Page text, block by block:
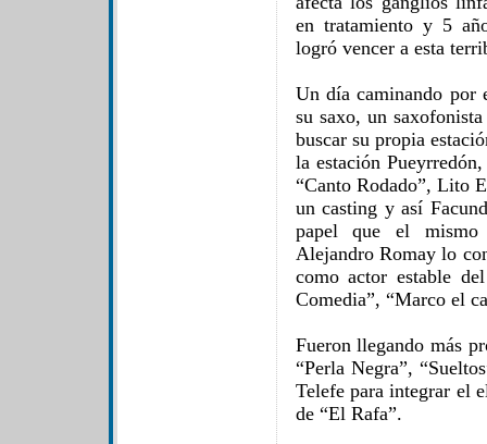
en tratamiento y 5
logró vencer a esta
Un día caminando por
su saxo, un
buscar su propia
la estación
“Canto Rodado”, Lito
un casting y así
papel que el
Alejandro Romay lo
como actor estable
Comedia”, “Marco el
Fueron llegando más
“Perla Negra”,
Telefe para integrar el
de “El Rafa”.